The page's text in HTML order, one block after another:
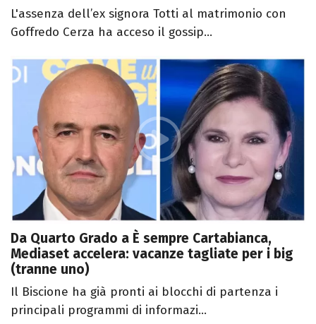
L'assenza dell’ex signora Totti al matrimonio con
Goffredo Cerza ha acceso il gossip...
Da Quarto Grado a È sempre Cartabianca,
Mediaset accelera: vacanze tagliate per i big
(tranne uno)
Il Biscione ha già pronti ai blocchi di partenza i
principali programmi di informazi...